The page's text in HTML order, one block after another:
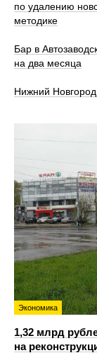
по удалению
методике
Бар в
на два месяца
Нижний
Экономика
1,32 млрд
на